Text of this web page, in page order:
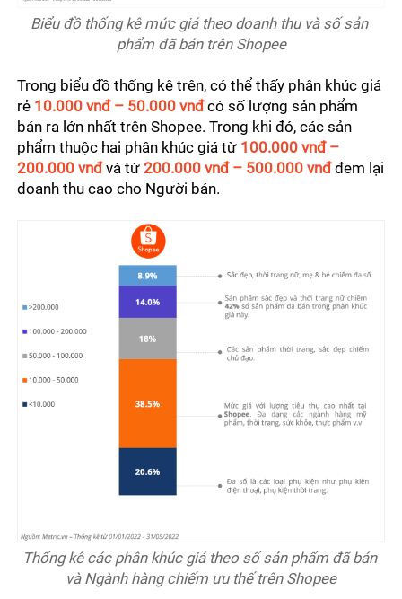
Biểu đồ thống kê mức giá theo doanh thu và số sản
phẩm đã bán trên Shopee
Trong biểu đồ thống kê trên, có thể thấy phân khúc giá
rẻ 10.000 vnđ – 50.000 vnđ có số lượng sản phẩm
bán ra lớn nhất trên Shopee. Trong khi đó, các sản
phẩm thuộc hai phân khúc giá từ 100.000 vnđ –
200.000 vnđ và từ 200.000 vnđ – 500.000 vnđ đem lại
doanh thu cao cho Người bán.
Thống kê các phân khúc giá theo số sản phẩm đã bán
và Ngành hàng chiếm ưu thế trên Shopee